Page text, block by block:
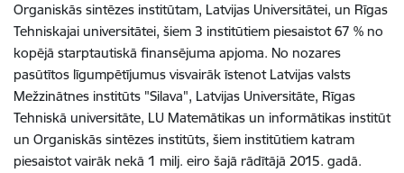
Organiskās sintēzes institūtam, Latvijas Universitātei, un Rīgas
Tehniskajai universitātei, šiem 3 institūtiem piesaistot 67 % no
kopējā starptautiskā finansējuma apjoma. No nozares
pasūtītos līgumpētījumus visvairāk īstenot Latvijas valsts
Mežzinātnes institūts "Silava", Latvijas Universitāte, Rīgas
Tehniskā universitāte, LU Matemātikas un informātikas institūt
un Organiskās sintēzes institūts, šiem institūtiem katram
piesaistot vairāk nekā 1 milj. eiro šajā rādītājā 2015. gadā.